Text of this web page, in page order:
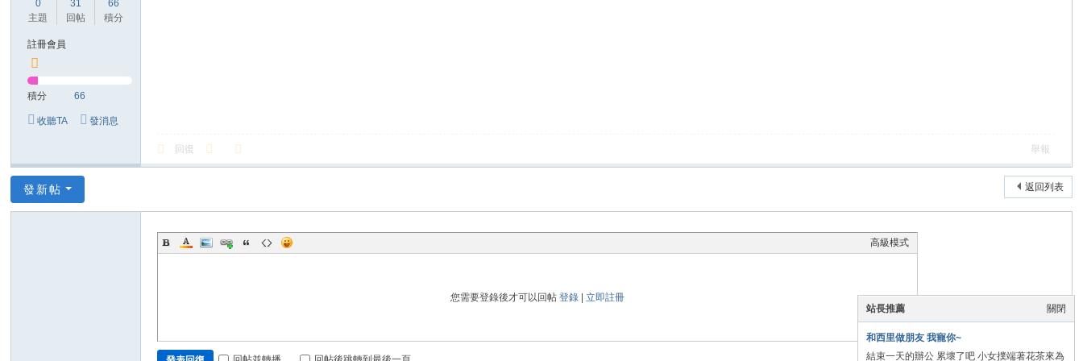
0
主題
31
回帖
66
積分
註冊會員
積分 66
收聽TA 發消息
回復 舉報
返回列表
發新帖
高級模式
您需要登錄後才可以回帖登錄 |立即註冊
本版積分規則
關閉
站長推薦
和西里做朋友 我寵你~
結束一天的辦公 累壞了吧 小女撲端著花茶來為